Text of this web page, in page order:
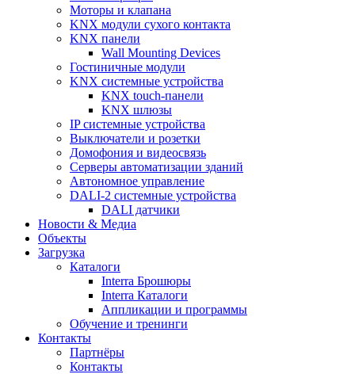
Моторы и клапана
KNX модули сухого контакта
KNX панели
Wall Mounting Devices
Гостиничные модули
KNX системные устройства
KNX touch-панели
KNX шлюзы
IP системные устройства
Выключатели и розетки
Домофония и видеосвязь
Серверы автоматизации зданий
Автономное управление
DALI-2 системные устройства
DALI датчики
Новости & Медиа
Объекты
Загрузка
Каталоги
Interra Брошюры
Interra Каталоги
Аппликации и программы
Обучение и тренинги
Контакты
Партнёры
Контакты